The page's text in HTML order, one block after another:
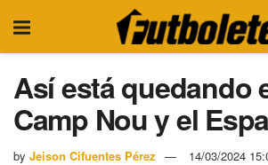
Así está quedando
Camp Nou y el
by Jeison Cifuentes Pérez 14/03/2024